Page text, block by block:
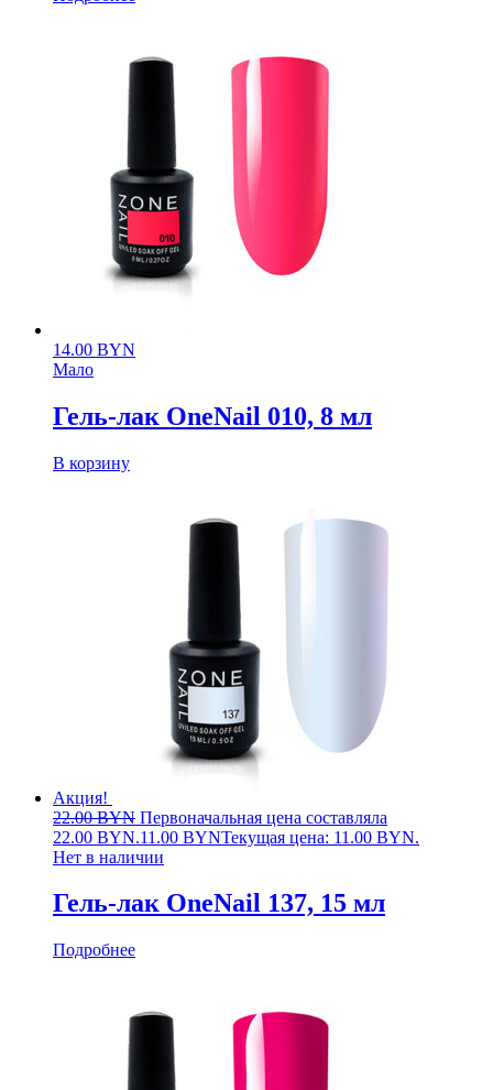
14.00 BYN
Мало
Гель-лак OneNail 010, 8 мл
В корзину
Акция!
22.00BYN Первоначальная цена составляла
22.00 BYN.11.00 BYNТекущая цена: 11.00 BYN.
Нет в наличии
Гель-лак OneNail 137, 15 мл
Подробнее